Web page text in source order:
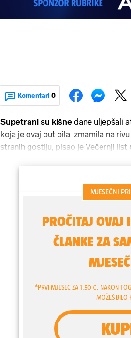
Komentari 0
Supetrani su kišne dane uljepšali
koja je ovaj put bila izmamila na
stranih gostiju, pisao je Večernji list
su gledatelji pozdravili tridesetak
prijedloga da se Trka od tovari